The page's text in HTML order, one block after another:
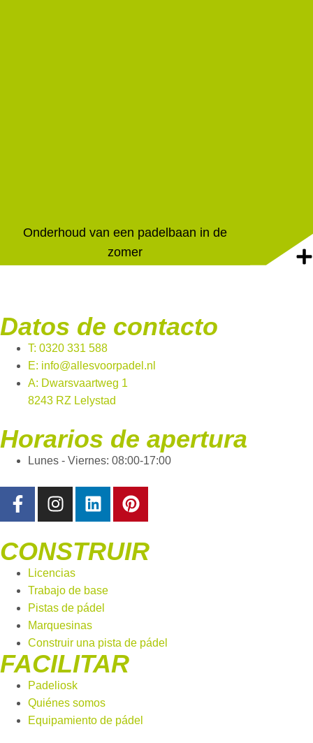
Onderhoud van een padelbaan in de
zomer
Datos de contacto
T: 0320 331 588
E: info@allesvoorpadel.nl
A: Dwarsvaartweg 1
8243 RZ Lelystad
Horarios de apertura
Lunes - Viernes: 08:00-17:00
CONSTRUIR
Licencias
Trabajo de base
Pistas de pádel
Marquesinas
Construir una pista de pádel
FACILITAR
Padeliosk
Quiénes somos
Equipamiento de pádel